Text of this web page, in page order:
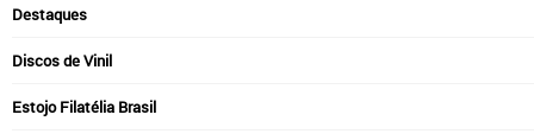
Destaques
Discos de Vinil
Estojo Filatélia Brasil